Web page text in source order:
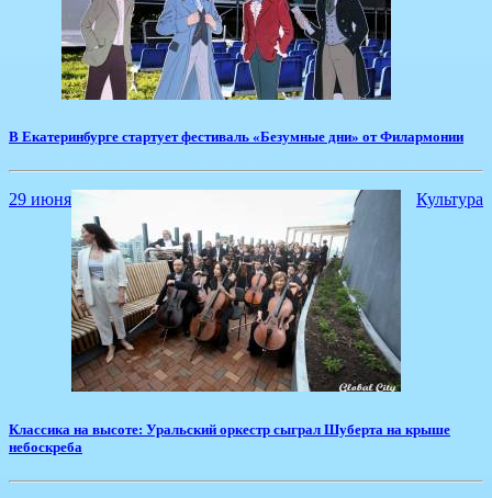
В Екатеринбурге стартует фестиваль «Безумные дни» от Филармонии
29 июня Культура
Классика на высоте: Уральский оркестр сыграл Шуберта на крыше
небоскреба